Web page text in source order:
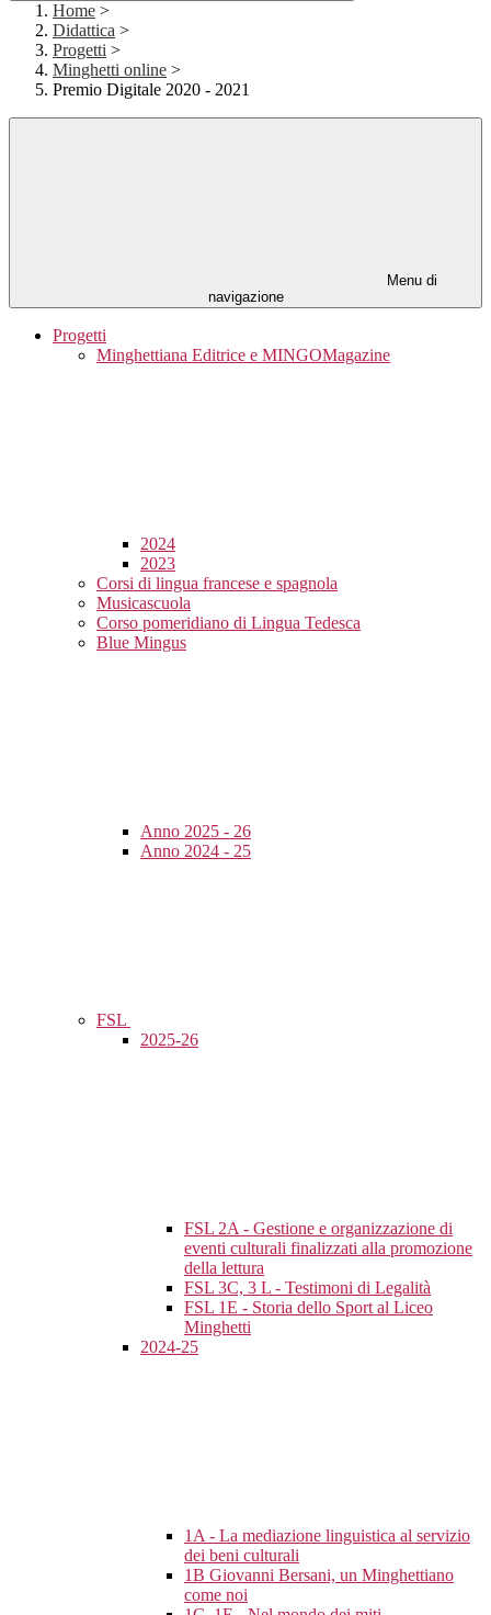
Home >
Didattica >
Progetti >
Minghetti online >
Premio Digitale 2020 - 2021
Menu di
navigazione
Progetti
Minghettiana Editrice e MINGOMagazine
2024
2023
Corsi di lingua francese e spagnola
Musicascuola
Corso pomeridiano di Lingua Tedesca
Blue Mingus
Anno 2025 - 26
Anno 2024 - 25
FSL
2025-26
FSL 2A - Gestione e organizzazione di
eventi culturali finalizzati alla promozione
della lettura
FSL 3C, 3 L - Testimoni di Legalità
FSL 1E - Storia dello Sport al Liceo
Minghetti
2024-25
1A - La mediazione linguistica al servizio
dei beni culturali
1B Giovanni Bersani, un Minghettiano
come noi